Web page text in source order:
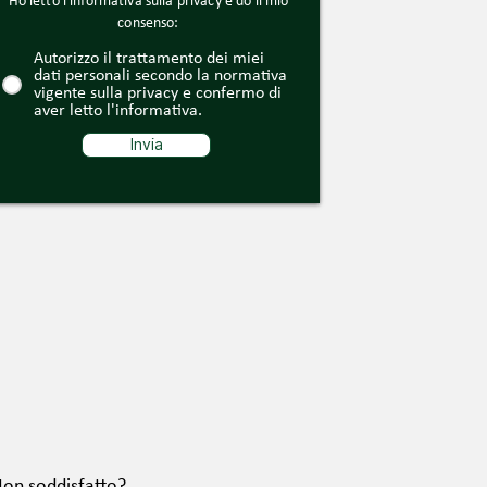
consenso:
Autorizzo il trattamento dei miei
dati personali secondo la normativa
vigente sulla privacy e confermo di
aver letto l'informativa.
Invia